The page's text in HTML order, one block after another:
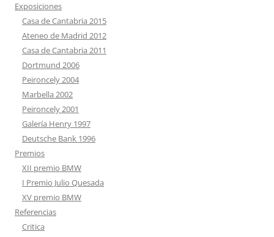
Exposiciones
Casa de Cantabria 2015
Ateneo de Madrid 2012
Casa de Cantabria 2011
Dortmund 2006
Peironcely 2004
Marbella 2002
Peironcely 2001
Galería Henry 1997
Deutsche Bank 1996
Premios
XII premio BMW
I Premio Julio Quesada
XV premio BMW
Referencias
Critica